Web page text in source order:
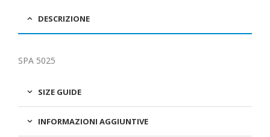
DESCRIZIONE
SPA 5025
SIZE GUIDE
INFORMAZIONI AGGIUNTIVE